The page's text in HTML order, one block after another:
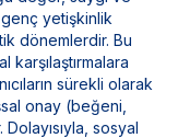
yetişkinlik
dönemlerdir. Bu
karşılaştırmalara
sürekli olarak
onay (beğeni,
Dolayısıyla, sosyal